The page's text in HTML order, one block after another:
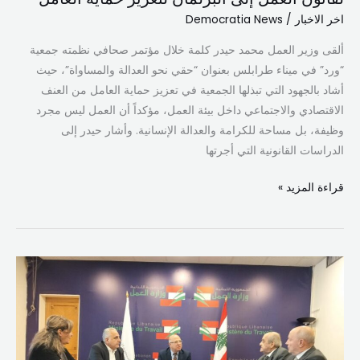
اخر الاخبار /
Democratia News
ألقى وزير العمل محمد حيدر كلمة خلال مؤتمر صحافي نظمته جمعية
“ورد” في ميناء طرابلس بعنوان “حقي نحو العدالة والمساواة”، حيث
أشاد بالجهود التي تبذلها الجمعية في تعزيز حماية العامل من العنف
الاقتصادي والاجتماعي داخل بيئة العمل، مؤكداً أن العمل ليس مجرد
وظيفة، بل مساحة للكرامة والعدالة الإنسانية. وأشار حيدر إلى
الدراسات القانونية التي أجرتها
لتعزيز
العامل
قراءة المزيد »
وزير
يترأس
اجتماعًا